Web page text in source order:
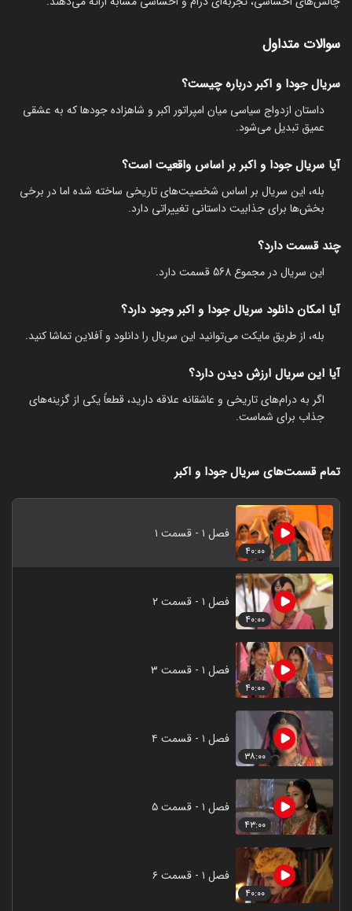
سوالات متداول
سریال جودا و اکبر درباره چیست؟
داستان ازدواج سیاسی میان امپراتور اکبر و شاهزاده جودها که به عشقی
عمیق تبدیل می‌شود.
آیا سریال جودا و اکبر بر اساس واقعیت است؟
بله، این سریال بر اساس شخصیت‌های تاریخی ساخته شده اما در برخی
بخش‌ها برای جذابیت داستانی تغییراتی دارد.
چند قسمت دارد؟
این سریال در مجموع 568 قسمت دارد.
آیا امکان دانلود سریال جودا و اکبر وجود دارد؟
بله، از طریق مایکت می‌توانید این سریال را دانلود و آفلاین تماشا کنید.
آیا این سریال ارزش دیدن دارد؟
اگر به درام‌های تاریخی و عاشقانه علاقه دارید، قطعاً یکی از گزینه‌های
جذاب برای شماست.
تمام قسمت‌های سریال جودا و اکبر
۴۰:۰۰
فصل ۱ - قسمت ۱
۴۰:۰۰
فصل ۱ - قسمت ۲
۴۰:۰۰
فصل ۱ - قسمت ۳
۳۸:۰۰
فصل ۱ - قسمت ۴
۴۳:۰۰
فصل ۱ - قسمت ۵
۴۰:۰۰
فصل ۱ - قسمت ۶